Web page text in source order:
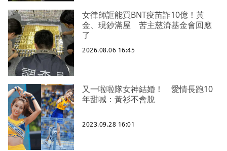
女律師誆能買BNT疫苗詐10億！黃
金、現鈔滿屋 苦主慈濟基金會回應
了
2026.08.06 16:45
又一啦啦隊女神結婚！ 愛情長跑10
年甜喊：黃衫不會脫
2023.09.28 16:01